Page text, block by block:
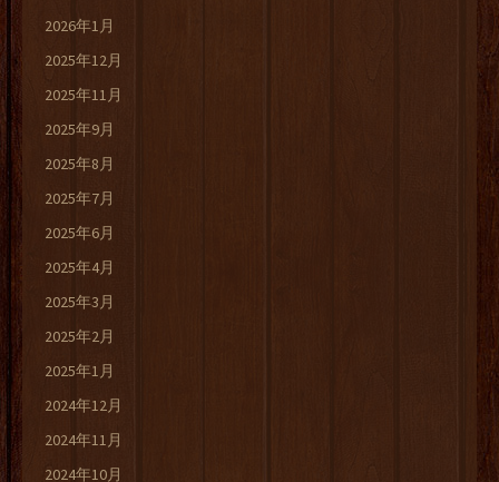
2026年1月
2025年12月
2025年11月
2025年9月
2025年8月
2025年7月
2025年6月
2025年4月
2025年3月
2025年2月
2025年1月
2024年12月
2024年11月
2024年10月